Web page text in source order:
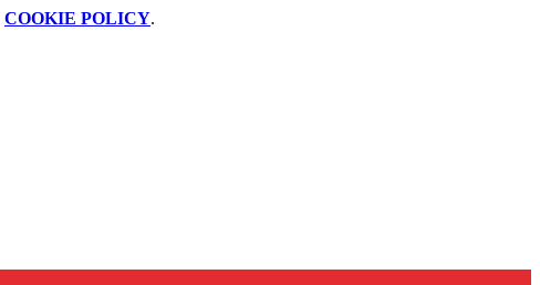
COOKIE POLICY.